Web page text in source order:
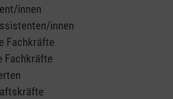
innen
innen
Fachkräfte
Fachkräfte